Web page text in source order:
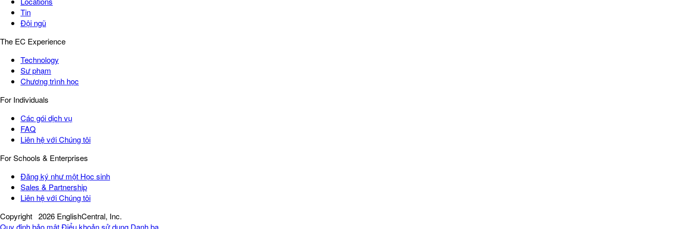
Tin
Đội ngũ
The EC Experience
Technology
Sư phạm
Chương trình học
For Individuals
Các gói dịch vụ
FAQ
Liên hệ với Chúng tôi
For Schools & Enterprises
Đăng ký như một Học sinh
Sales & Partnership
Liên hệ với Chúng tôi
Copyright 2026 EnglishCentral, Inc.